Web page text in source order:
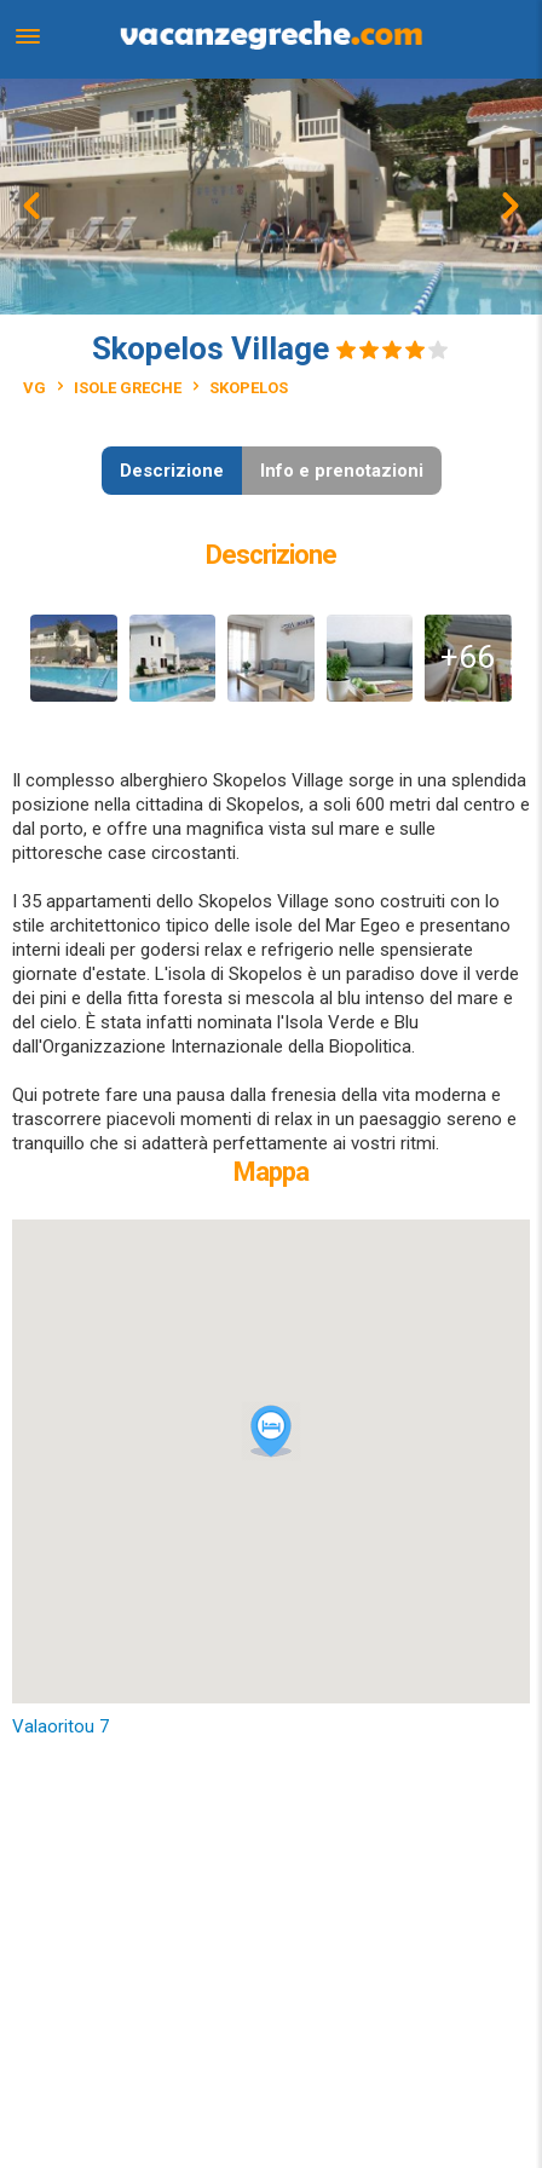
Skopelos Village
VG ISOLE GRECHE SKOPELOS
Descrizione Info e prenotazioni
Descrizione
+66
Il complesso alberghiero Skopelos Village sorge in una splendida
posizione nella cittadina di Skopelos, a soli 600 metri dal centro e
dal porto, e offre una magnifica vista sul mare e sulle
pittoresche case circostanti.
I 35 appartamenti dello Skopelos Village sono costruiti con lo
stile architettonico tipico delle isole del Mar Egeo e presentano
interni ideali per godersi relax e refrigerio nelle spensierate
giornate d'estate. L'isola di Skopelos è un paradiso dove il verde
dei pini e della fitta foresta si mescola al blu intenso del mare e
del cielo. È stata infatti nominata l'Isola Verde e Blu
dall'Organizzazione Internazionale della Biopolitica.
Qui potrete fare una pausa dalla frenesia della vita moderna e
trascorrere piacevoli momenti di relax in un paesaggio sereno e
tranquillo che si adatterà perfettamente ai vostri ritmi.
Mappa
Valaoritou 7